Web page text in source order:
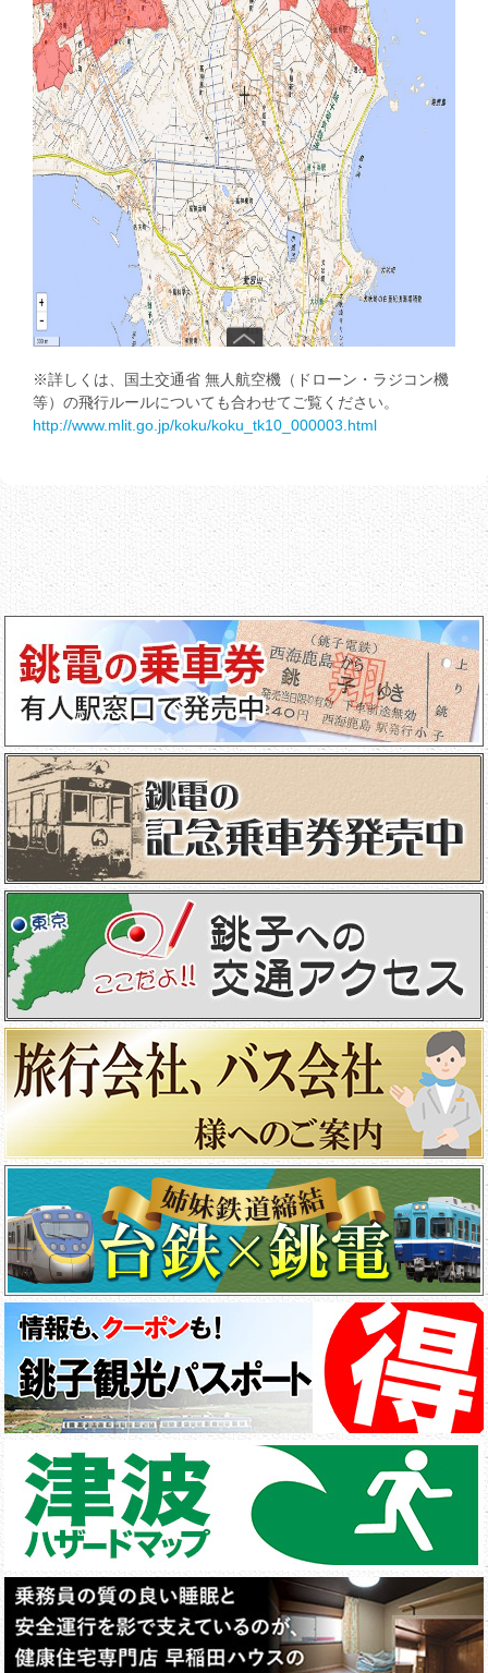
※詳しくは、国土交通省 無人航空機（ドローン・ラジコン機
等）の飛行ルールについても合わせてご覧ください。
http://www.mlit.go.jp/koku/koku_tk10_000003.html